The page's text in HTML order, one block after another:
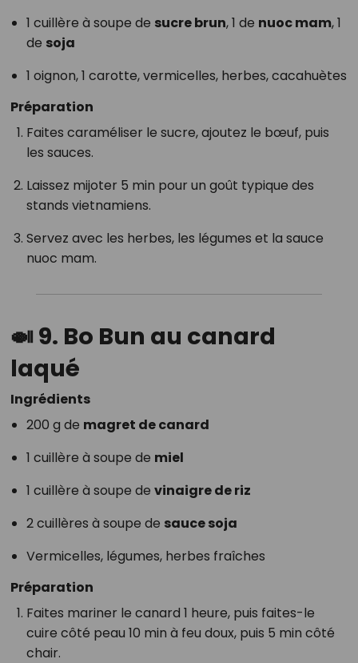
1 cuillère à soupe de sucre brun, 1 de nuoc mam, 1
de soja
1 oignon, 1 carotte, vermicelles, herbes, cacahuètes
Préparation
Faites caraméliser le sucre, ajoutez le bœuf, puis
les sauces.
Laissez mijoter 5 min pour un goût typique des
stands vietnamiens.
Servez avec les herbes, les légumes et la sauce
nuoc mam.
🍛 9. Bo Bun au canard
laqué
Ingrédients
200 g de magret de canard
1 cuillère à soupe de miel
1 cuillère à soupe de vinaigre de riz
2 cuillères à soupe de sauce soja
Vermicelles, légumes, herbes fraîches
Préparation
Faites mariner le canard 1 heure, puis faites-le
cuire côté peau 10 min à feu doux, puis 5 min côté
chair.